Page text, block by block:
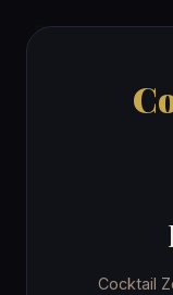
Cocktail
Cocktail
Vodka